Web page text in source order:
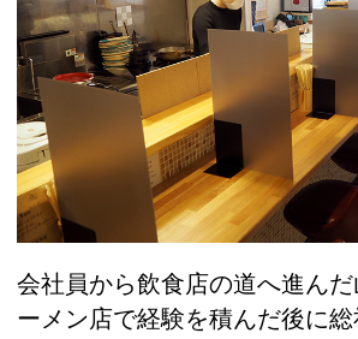
会社員から飲食店の道へ進ん
ーメン店で経験を積んだ後に